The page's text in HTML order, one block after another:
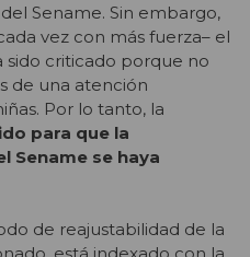
Sename. Sin embargo,
vez con más fuerza– el
sido criticado porque no
de una atención
Por lo tanto, la
para que la
Sename se haya
de reajustabilidad de la